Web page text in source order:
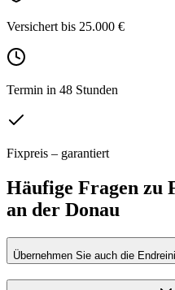
Versichert bis 25.000 €
Termin in 48 Stunden
Fixpreis – garantiert
Häufige Fragen zu
an der Donau
Übernehmen Sie auch die